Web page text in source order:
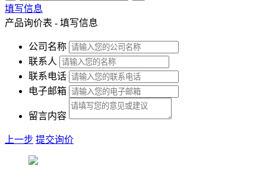
填写信息
产品询价表 - 填写信息
公司名称
联系人
联系电话
电子邮箱
留言内容
上一步 提交询价